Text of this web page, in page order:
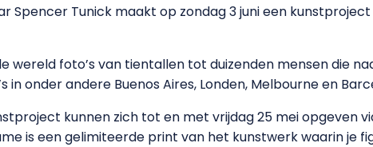
Spencer Tunick maakt op zondag 3 juni een
wereld foto’s van tientallen tot duizenden mensen die
in onder andere Buenos Aires, Londen, Melbourne en
kunnen zich tot en met vrijdag 25 mei opgeven
is een gelimiteerde print van het kunstwerk waarin je